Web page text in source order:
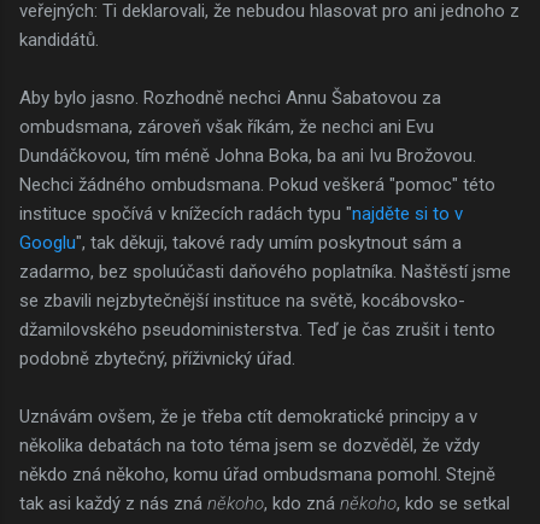
veřejných: Ti deklarovali, že nebudou hlasovat pro ani jednoho z
kandidátů.
Aby bylo jasno. Rozhodně nechci Annu Šabatovou za
ombudsmana, zároveň však říkám, že nechci ani Evu
Dundáčkovou, tím méně Johna Boka, ba ani Ivu Brožovou.
Nechci žádného ombudsmana. Pokud veškerá "pomoc" této
instituce spočívá v knížecích radách typu "najděte si to v
Googlu", tak děkuji, takové rady umím poskytnout sám a
zadarmo, bez spoluúčasti daňového poplatníka. Naštěstí jsme
se zbavili nejzbytečnější instituce na světě, kocábovsko-
džamilovského pseudoministerstva. Teď je čas zrušit i tento
podobně zbytečný, příživnický úřad.
Uznávám ovšem, že je třeba ctít demokratické principy a v
několika debatách na toto téma jsem se dozvěděl, že vždy
někdo zná někoho, komu úřad ombudsmana pomohl. Stejně
tak asi každý z nás zná někoho, kdo zná někoho, kdo se setkal